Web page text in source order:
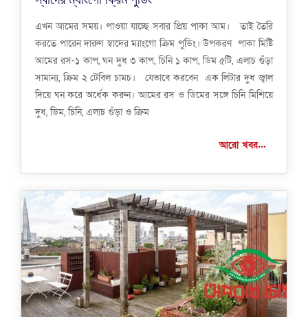
এখন আমের সময়। পাওয়া যাচ্ছে সবার প্রিয় পাকা আম। তাই তৈরি
করতে পারেন দারুণ স্বাদের ম্যাংগো ক্রিম পুডিং। উপকরণ পাকা মিষ্টি
আমের রস-১ কাপ, ঘন দুধ ৩ কাপ, চিনি ১ কাপ, ডিম ৫টি, এলাচ গুঁড়া
সামান্য, ক্রিম ২ টেবিল চামচ। যেভাবে করবেন এক লিটার দুধ জ্বাল
দিয়ে ঘন করে অর্ধেক করুন। আমের রস ও ডিমের সঙ্গে চিনি মিশিয়ে
দুধ, ডিম, চিনি, এলাচ গুঁড়া ও ক্রিম
আরো খবর...